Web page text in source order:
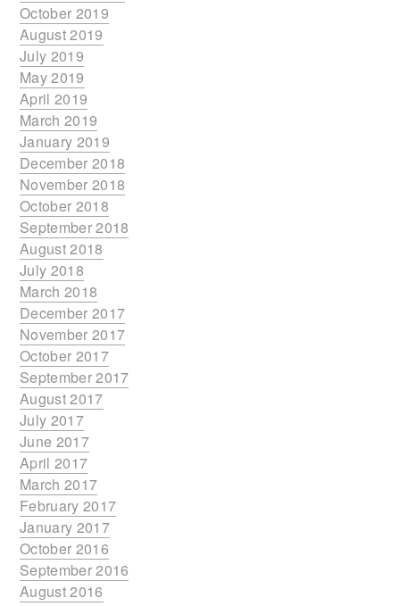
October 2019
August 2019
July 2019
May 2019
April 2019
March 2019
January 2019
December 2018
November 2018
October 2018
September 2018
August 2018
July 2018
March 2018
December 2017
November 2017
October 2017
September 2017
August 2017
July 2017
June 2017
April 2017
March 2017
February 2017
January 2017
October 2016
September 2016
August 2016